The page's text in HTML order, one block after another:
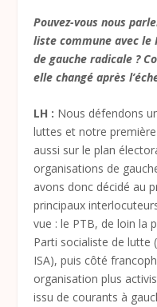
Pouvez-vous nous
liste commune avec le
de gauche radicale ?
elle changé après
LH : Nous défendons
luttes et notre
aussi sur le plan
organisations de
avons donc décidé au
principaux
vue : le PTB, de loin la
Parti socialiste de lutte
ISA), puis côté
organisation plus
issu de courants à